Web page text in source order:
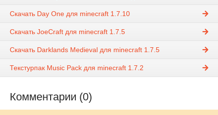
Скачать Day One для minecraft 1.7.10
Скачать JoeCraft для minecraft 1.7.5
Скачать Darklands Medieval для minecraft 1.7.5
Текстурпак Music Pack для minecraft 1.7.2
Комментарии (0)